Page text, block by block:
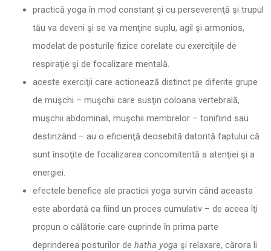
practică yoga în mod constant şi cu perseverenţă şi trupul
tău va deveni şi se va menţine suplu, agil şi armonios,
modelat de posturile fizice corelate cu exerciţiile de
respiraţie şi de focalizare mentală.
aceste exerciţii care actionează distinct pe diferite grupe
de muşchi – muşchii care susţin coloana vertebrală,
muşchii abdominali, muşchii membrelor – tonifiind sau
destinzând – au o eficienţă deosebită datorită faptului că
sunt însoţite de focalizarea concomitentă a atenţiei şi a
energiei.
efectele benefice ale practicii yoga survin când aceasta
este abordată ca fiind un proces cumulativ – de aceea îţi
propun o călătorie care cuprinde în prima parte
deprinderea posturilor de hatha yoga şi relaxare, cărora li